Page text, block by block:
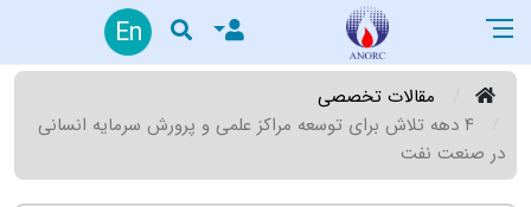
En
مقالات تخصصی
۴ دهه تلاش برای توسعه مراکز علمی و پرورش سرمایه انسانی
در صنعت نفت